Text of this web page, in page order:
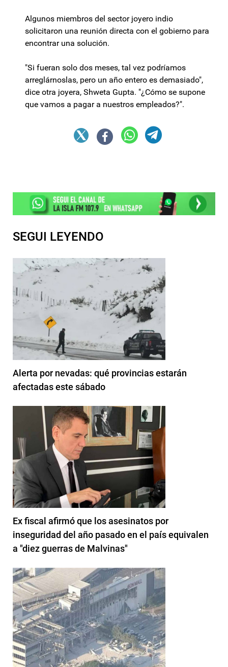
Algunos miembros del sector joyero indio
solicitaron una reunión directa con el gobierno para
encontrar una solución.
"Si fueran solo dos meses, tal vez podríamos
arreglárnoslas, pero un año entero es demasiado",
dice otra joyera, Shweta Gupta. "¿Cómo se supone
que vamos a pagar a nuestros empleados?".
SEGUI LEYENDO
Alerta por nevadas: qué provincias estarán
afectadas este sábado
Ex fiscal afirmó que los asesinatos por
inseguridad del año pasado en el país equivalen
a "diez guerras de Malvinas"